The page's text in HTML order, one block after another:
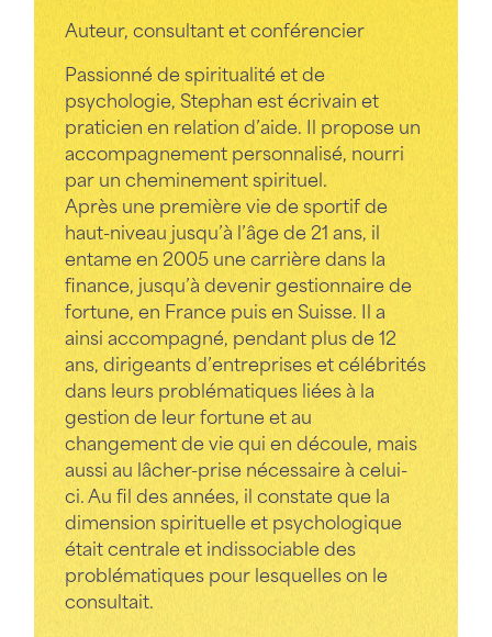
Auteur, consultantet conférencier
Passionné de spiritualité et de
psychologie, Stephan est écrivain et
praticien en relation d’aide. Il propose un
accompagnement personnalisé, nourri
par un cheminement spirituel.
Après une première vie de sportif de
haut-niveau jusqu’à l’âge de 21 ans, il
entame en 2005 une carrière dans la
finance, jusqu’à devenir gestionnaire de
fortune, en France puis en Suisse. Il a
ainsi accompagné, pendant plus de 12
ans, dirigeants d’entreprises et célébrités
dans leurs problématiques liées à la
gestion de leur fortune et au
changement de vie qui en découle, mais
aussi au lâcher-prise nécessaire à celui-
ci. Au fil des années, il constate que la
dimension spirituelle et psychologique
était centrale et indissociable des
problématiques pour lesquelles on le
consultait.